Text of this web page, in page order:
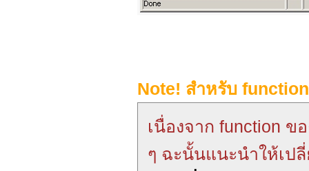
Note! สำหรับ
เนื่องจาก function ข
ๆ ฉะนั้นแนะนำให้เป